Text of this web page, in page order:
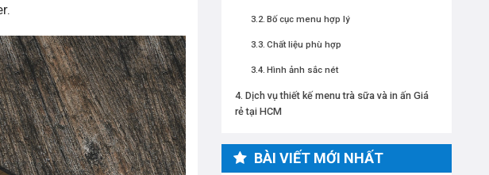
Bố cục menu hợp lý
Chất liệu phù hợp
Hình ảnh sắc nét
Dịch vụ thiết kế menu trà sữa và in ấn Giá
rẻ tại HCM
BÀI VIẾT MỚI NHẤT